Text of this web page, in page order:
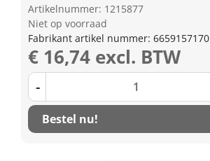
Artikelnummer: 1215877
Niet op voorraad
Fabrikant artikel nummer: 6659157170
€ 16,74 excl. BTW
-
Bestel nu!